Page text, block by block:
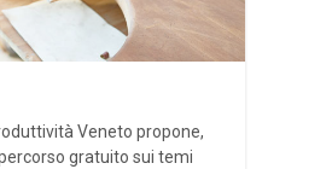
Veneto propone,
gratuito sui temi